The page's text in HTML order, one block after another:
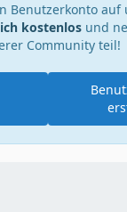
Benutzerkonto auf
kostenlosund
Community teil!